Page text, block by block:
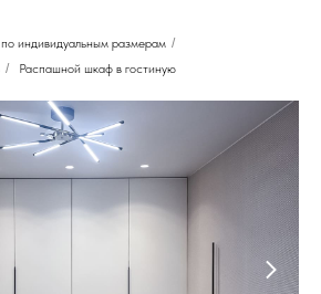
индивидуальным размерам /
/ Распашной шкаф в гостиную